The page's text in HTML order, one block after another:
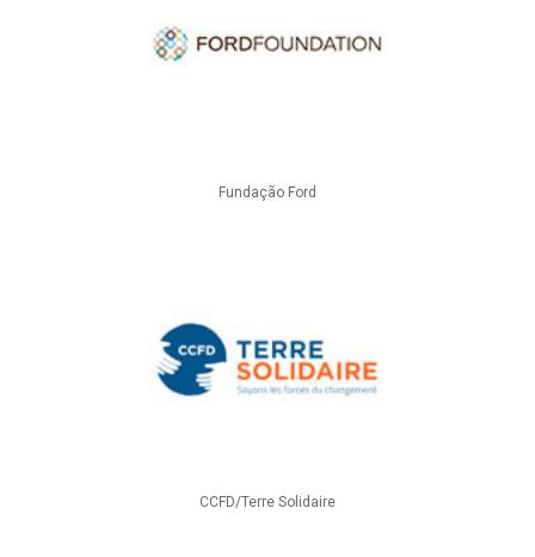
Fundação Ford
CCFD/Terre Solidaire